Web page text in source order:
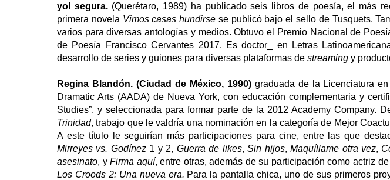
yol segura. (Querétaro, 1989) ha publicado seis libros de poesía, el más
primera novela Vimos casas hundirse se publicó bajo el sello de Tusquets.
varios para diversas antologías y medios. Obtuvo el Premio Nacional de
de Poesía Francisco Cervantes 2017. Es doctor_ en Letras
desarrollo de series y guiones para diversas plataformas de streaming y
Regina Blandón. (Ciudad de México, 1990) graduada de la Licenciatura
Dramatic Arts (AADA) de Nueva York, con educación complementaria y
Studies”, y seleccionada para formar parte de la 2012 Academy Company.
Trinidad, trabajo que le valdría una nominación en la categoría de Mejor
A este título le seguirían más participaciones para cine, entre las que
Mirreyes vs. Godínez1 y 2, Guerra de likes,Sin hijos,Maquíllame otra vez,
asesinato, yFirma aquí, entre otras, además de su participación como actriz
Los Croods 2: Una nueva era. Para la pantalla chica, uno de sus primeros